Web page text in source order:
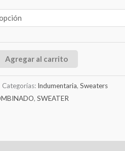
Agregar al carrito
Categorías: Indumentaria, Sweaters
, SWEATER